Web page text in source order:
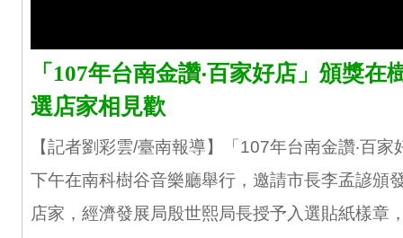
「107年台南金讚‧百家好店」頒獎
選店家相見歡
【記者劉彩雲/臺南報導】「107年台南金讚‧百
下午在南科樹谷音樂廳舉行，邀請市長李孟諺頒
店家，經濟發展局殷世熙局長授予入選貼紙樣章